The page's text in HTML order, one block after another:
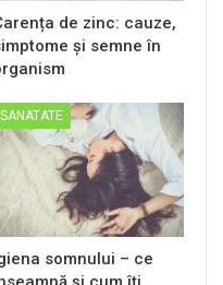
de zinc: cauze,
și semne în
SANATATE
somnului – ce